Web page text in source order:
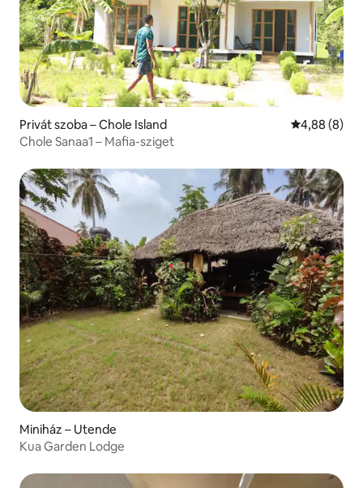
Privát szoba – Chole Island Átlagos
4,88 (8)
Chole Sanaa1 – Mafia-sziget
Miniház – Utende
Kua Garden Lodge